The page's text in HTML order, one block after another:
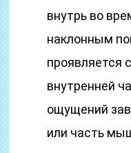
внутрь во
наклонным
проявляется
внутренней
ощущений
или часть